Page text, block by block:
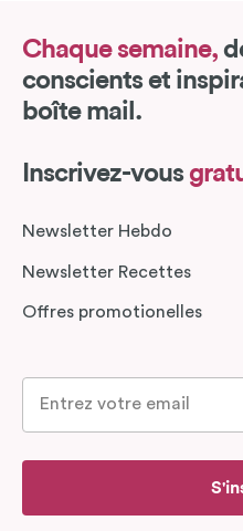
Chaque semaine,
conscients et
boîte mail.
Inscrivez-vous
Newsletter Hebdo
Newsletter Recettes
Offres promotionelles